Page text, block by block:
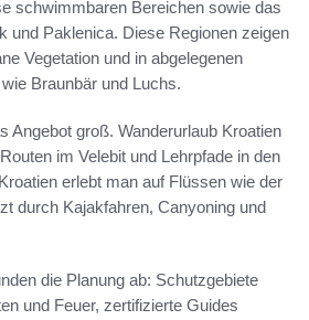
schwimmbaren Bereichen sowie das
und Paklenica. Diese Regionen zeigen
Vegetation und in abgelegenen
Braunbär und Luchs.
Angebot groß. Wanderurlaub Kroatien
im Velebit und Lehrpfade in den
erlebt man auf Flüssen wie der
durch Kajakfahren, Canyoning und
die Planung ab: Schutzgebiete
und Feuer, zertifizierte Guides